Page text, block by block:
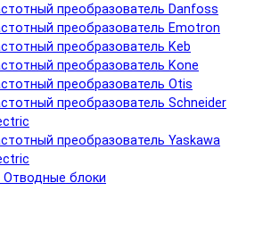
преобразователь Danfoss
преобразователь Emotron
преобразователь Keb
преобразователь Kone
преобразователь Otis
преобразователь Schneider
преобразователь Yaskawa
блоки